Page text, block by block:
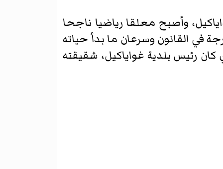
وأصبح معلقا رياضيا ناجحا
في القانون وسرعان ما بدأ حياته
رئيس بلدية غواياكيل، شقيقته